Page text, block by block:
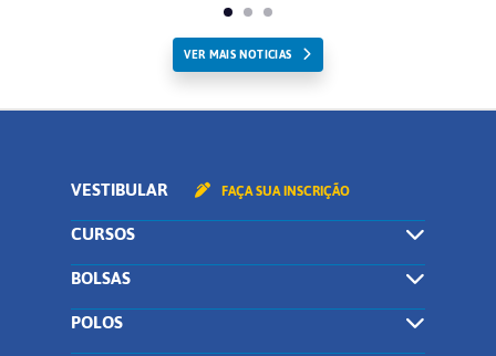
VER MAIS NOTICIAS
VESTIBULAR FAÇA SUA INSCRIÇÃO
CURSOS
BOLSAS
POLOS